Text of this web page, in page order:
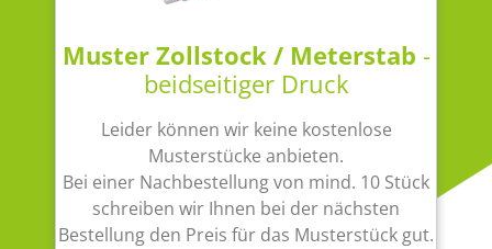
Muster Zollstock / Meterstab -
beidseitiger Druck
Leider können wir keine kostenlose
Musterstücke anbieten.
Bei einer Nachbestellung von mind. 10 Stück
schreiben wir Ihnen bei der nächsten
Bestellung den Preis für das Musterstück gut.